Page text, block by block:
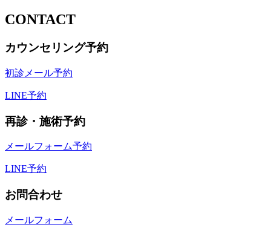
CONTACT
カウンセリング予約
初診メール予約
LINE予約
再診・施術予約
メールフォーム予約
LINE予約
お問合わせ
メールフォーム